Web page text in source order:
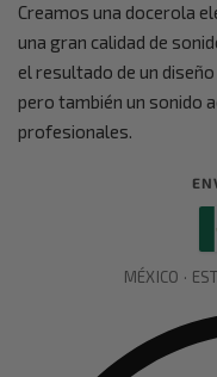
Creamos una docerola
una gran calidad de
el resultado de un
pero también un sonido
profesionales.
MÉXICO ·